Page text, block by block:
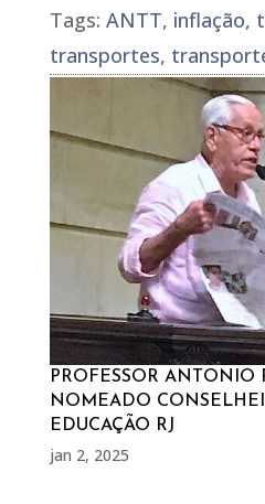
Tags: ANTT, inflação,
transportes,
PROFESSOR ANTONIO
NOMEADO
EDUCAÇÃO RJ
jan 2, 2025